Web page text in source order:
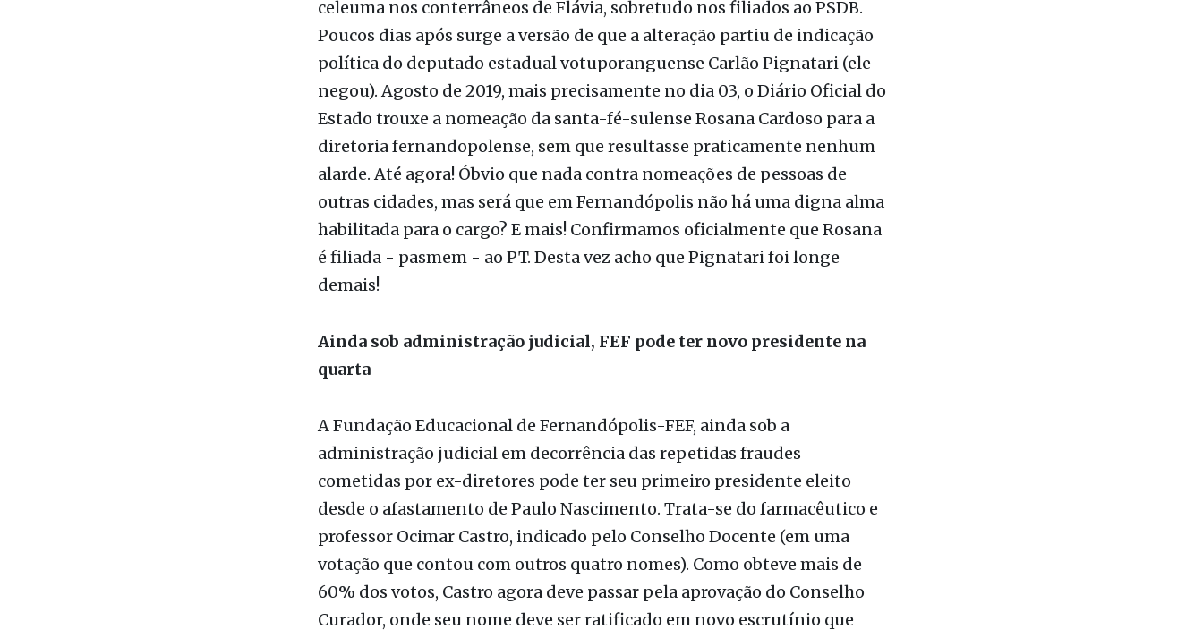
Maio de 2016. A tucana fernandopolense Flávia Resende, que
comandava a Diretoria Regional de Assistência Social-Drads é,
subitamente substituída no cargo pela votuporanguense Meire
Regina, aparentemente sem justificativas plausíveis, causando enorme
celeuma nos conterrâneos de Flávia, sobretudo nos filiados ao PSDB.
Poucos dias após surge a versão de que a alteração partiu de indicação
política do deputado estadual votuporanguense Carlão Pignatari (ele
negou). Agosto de 2019, mais precisamente no dia 03, o Diário Oficial do
Estado trouxe a nomeação da santa-fé-sulense Rosana Cardoso para a
diretoria fernandopolense, sem que resultasse praticamente nenhum
alarde. Até agora! Óbvio que nada contra nomeações de pessoas de
habilitada para o cargo? E mais! Confirmamos oficialmente que Rosana
é filiada - pasmem - ao PT. Desta vez acho que Pignatari foi longe
Ainda sob administração judicial, FEF pode ter novo presidente na
quarta
A Fundação Educacional de Fernandópolis-FEF, ainda sob a
administração judicial em decorrência das repetidas fraudes
cometidas por ex-diretores pode ter seu primeiro presidente eleito
desde o afastamento de Paulo Nascimento. Trata-se do farmacêutico e